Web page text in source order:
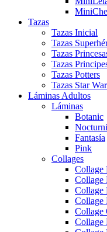
Tazas
Tazas Inicial
Tazas
Tazas
Tazas
Tazas Potters
Tazas Star
Láminas Adultos
Láminas
Botanic
Fantasía
Pink
Collages
Collage
Collage
Collage
Collage
Collage
Collage